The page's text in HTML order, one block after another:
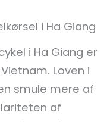
i Ha Giang
i Ha Giang er
Loven i
smule mere af
af